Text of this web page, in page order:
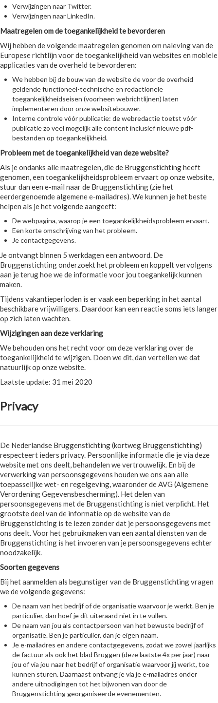
Verwijzingen naar Twitter.
Verwijzingen naar LinkedIn.
Maatregelen om de toegankelijkheid te bevorderen
Wij hebben de volgende maatregelen genomen om naleving van de
Europese richtlijn voor de toegankelijkheid van websites en mobiele
applicaties van de overheid te bevorderen:
We hebben bij de bouw van de website de voor de overheid
geldende functioneel-technische en redactionele
toegankelijkheidseisen (voorheen webrichtlijnen) laten
implementeren door onze websitebouwer.
Interne controle vóór publicatie: de webredactie toetst vóór
publicatie zo veel mogelijk alle content inclusief nieuwe pdf-
bestanden op toegankelijkheid.
Probleem met de toegankelijkheid van deze website?
Als je ondanks alle maatregelen, die de Bruggenstichting heeft
genomen, een toegankelijkheidsprobleem ervaart op onze website,
stuur dan een e-mail naar de Bruggenstichting (zie het
eerdergenoemde algemene e-mailadres). We kunnen je het beste
helpen als je het volgende aangeeft:
De webpagina, waarop je een toegankelijkheidsprobleem ervaart.
Een korte omschrijving van het probleem.
Je contactgegevens.
Je ontvangt binnen 5 werkdagen een antwoord. De
Bruggenstichting onderzoekt het probleem en koppelt vervolgens
aan je terug hoe we de informatie voor jou toegankelijk kunnen
maken.
Tijdens vakantieperioden is er vaak een beperking in het aantal
beschikbare vrijwilligers. Daardoor kan een reactie soms iets langer
op zich laten wachten.
Wijzigingen aan deze verklaring
We behouden ons het recht voor om deze verklaring over de
toegankelijkheid te wijzigen. Doen we dit, dan vertellen we dat
natuurlijk op onze website.
Laatste update: 31 mei 2020
Privacy
De Nederlandse Bruggenstichting (kortweg Bruggenstichting)
respecteert ieders privacy. Persoonlijke informatie die je via deze
website met ons deelt, behandelen we vertrouwelijk. En bij de
verwerking van persoonsgegevens houden we ons aan alle
toepasselijke wet- en regelgeving, waaronder de AVG (Algemene
Verordening Gegevensbescherming). Het delen van
persoonsgegevens met de Bruggenstichting is niet verplicht. Het
grootste deel van de informatie op de website van de
Bruggenstichting is te lezen zonder dat je persoonsgegevens met
ons deelt. Voor het gebruikmaken van een aantal diensten van de
Bruggenstichting is het invoeren van je persoonsgegevens echter
noodzakelijk.
Soorten gegevens
Bij het aanmelden als begunstiger van de Bruggenstichting vragen
we de volgende gegevens:
De naam van het bedrijf of de organisatie waarvoor je werkt. Ben je
particulier, dan hoef je dit uiteraard niet in te vullen.
De naam van jou als contactpersoon van het bewuste bedrijf of
organisatie. Ben je particulier, dan je eigen naam.
Je e-mailadres en andere contactgegevens, zodat we zowel jaarlijks
de factuur als ook het blad Bruggen (deze laatste 4x per jaar) naar
jou of via jou naar het bedrijf of organisatie waarvoor jij werkt, toe
kunnen sturen. Daarnaast ontvang je via je e-mailadres onder
andere uitnodigingen tot het bijwonen van door de
Bruggenstichting georganiseerde evenementen.